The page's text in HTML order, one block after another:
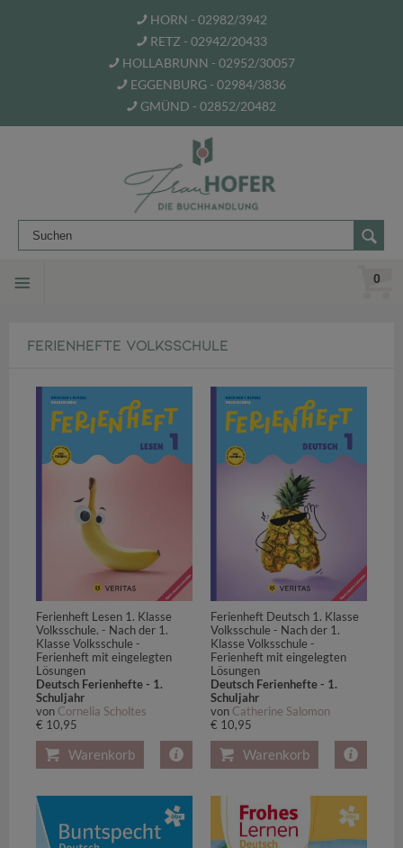
HORN - 02982/3942
RETZ - 02942/20433
HOLLABRUNN - 02952/30057
EGGENBURG - 02984/3836
GMÜND - 02852/20482
0
FERIENHEFTE VOLKSSCHULE
Ferienheft Lesen 1. Klasse
Volksschule. - Nach der 1.
Klasse Volksschule -
Ferienheft mit eingelegten
Lösungen
Deutsch Ferienhefte - 1.
Schuljahr
von Cornelia Scholtes
€ 10,95
Warenkorb
Ferienheft Deutsch 1. Klasse
Volksschule - Nach der 1.
Klasse Volksschule -
Ferienheft mit eingelegten
Lösungen
Deutsch Ferienhefte - 1.
Schuljahr
von Catherine Salomon
€ 10,95
Warenkorb